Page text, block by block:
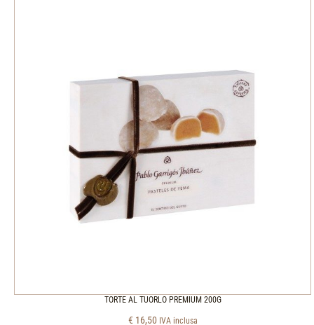
TORTE AL TUORLO PREMIUM 200G
€ 16,50 IVA inclusa